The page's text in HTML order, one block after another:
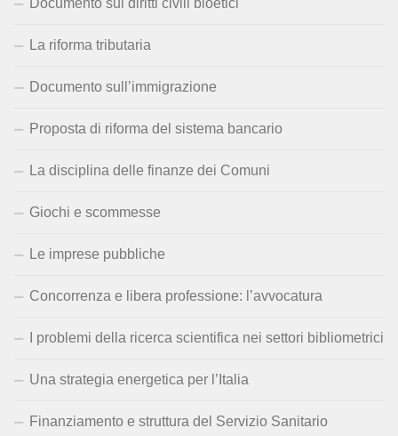
Documento sui diritti civili bioetici
La riforma tributaria
Documento sull’immigrazione
Proposta di riforma del sistema bancario
La disciplina delle finanze dei Comuni
Giochi e scommesse
Le imprese pubbliche
Concorrenza e libera professione: l’avvocatura
I problemi della ricerca scientifica nei settori bibliometrici
Una strategia energetica per l’Italia
Finanziamento e struttura del Servizio Sanitario